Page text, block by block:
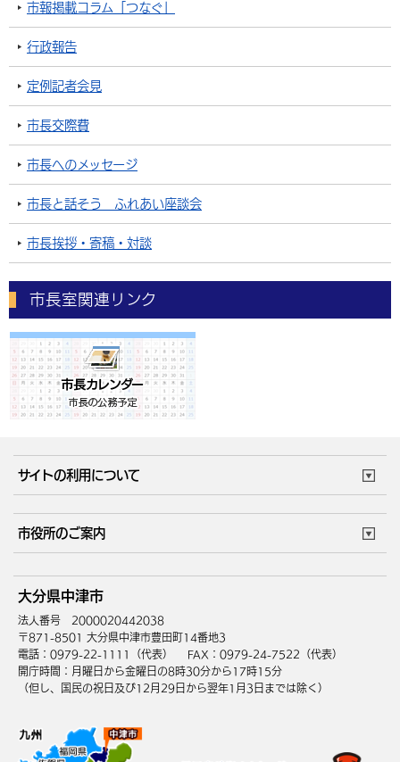
市報掲載コラム「つなぐ」
行政報告
定例記者会見
市長交際費
市長へのメッセージ
市長と話そう ふれあい座談会
市長挨拶・寄稿・対談
市長室関連リンク
サイトの利用について
サイトマップ
市役所のご案内
庁舎地図 組織案内
中津市へのアクセス
大分県中津市
法人番号 2000020442038
〒871-8501 大分県中津市豊田町14番地3
電話：0979-22-1111（代表）
FAX：0979-24-7522（代表）
開庁時間：月曜日から金曜日の8時30分から17時15分
（但し、国民の祝日及び12月29日から翌年1月3日までは除く）